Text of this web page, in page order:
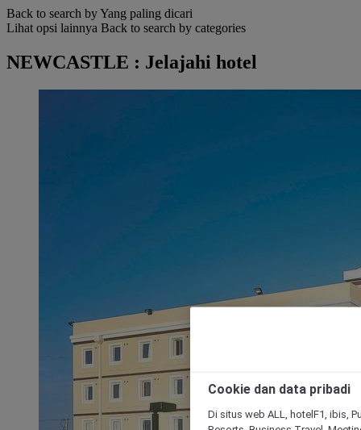
Back to search by Yang paling dicari
Lihat opsi lainnya Back to search by categories
NEWCASTLE : Jelajahi hotel
Cookie dan data pribadi
Di situs web ALL, hotelF1, ibis,